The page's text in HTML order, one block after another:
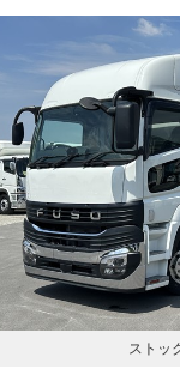
ストッ